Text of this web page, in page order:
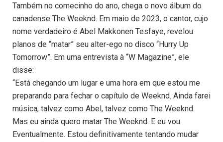
Também no comecinho do ano, chega o novo álbum do
canadense The Weeknd. Em maio de 2023, o cantor, cujo
nome verdadeiro é Abel Makkonen Tesfaye, revelou
planos de “matar” seu alter-ego no disco “Hurry Up
Tomorrow”. Em uma entrevista à “W Magazine”, ele
disse:
“Está chegando um lugar e uma hora em que estou me
preparando para fechar o capítulo de Weeknd. Ainda farei
música, talvez como Abel, talvez como The Weeknd.
Mas eu ainda quero matar The Weeknd. E eu vou.
Eventualmente. Estou definitivamente tentando mudar